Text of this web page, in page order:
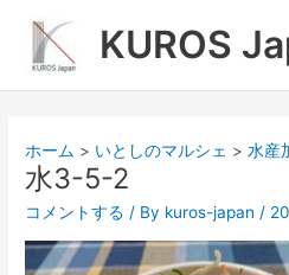
ス
KUROS
ホーム いとしのマルシェ 水産
水3-5-2
コメントする / By kuros-japan /